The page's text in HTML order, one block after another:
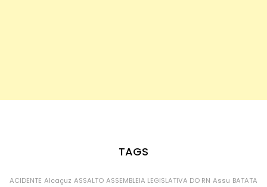
TAGS
ACIDENTE Alcaçuz ASSALTO ASSEMBLEIA LEGISLATIVA DO RN Assu BATATA